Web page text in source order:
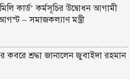
কার্ড’ কর্মসূচির উদ্বোধন আগামী
– সমাজকল্যাণ মন্ত্রী
কবরে শ্রদ্ধা জানালেন জুবাইদা রহমান